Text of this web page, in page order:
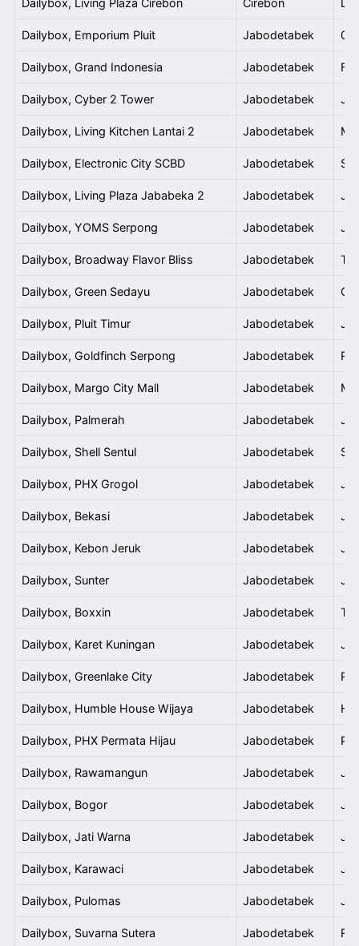
Dailybox, Emporium Pluit Jabodetabek
Dailybox, Grand Indonesia Jabodetabek
Dailybox, Cyber 2 Tower Jabodetabek Jl.
Dailybox, Living Kitchen Lantai 2 Jabodetabek
Dailybox, Electronic City SCBD Jabodetabek
Dailybox, Living Plaza Jababeka 2 Jabodetabek Jl.
Dailybox, YOMS Serpong Jabodetabek Jl.
Dailybox, Broadway Flavor Bliss Jabodetabek
Dailybox, Green Sedayu Jabodetabek
Dailybox, Pluit Timur Jabodetabek Jl.
Dailybox, Goldfinch Serpong Jabodetabek
Dailybox, Margo City Mall Jabodetabek
Dailybox, Palmerah Jabodetabek Jl.
Dailybox, Shell Sentul Jabodetabek
Dailybox, PHX Grogol Jabodetabek Jl.
Dailybox, Bekasi Jabodetabek Jl.
Dailybox, Kebon Jeruk Jabodetabek Jl.
Dailybox, Sunter Jabodetabek Jl.
Dailybox, Boxxin Jabodetabek
Dailybox, Karet Kuningan Jabodetabek Jl.
Dailybox, Greenlake City Jabodetabek
Dailybox, Humble House Wijaya Jabodetabek
Dailybox, PHX Permata Hijau Jabodetabek
Dailybox, Rawamangun Jabodetabek Jl.
Dailybox, Bogor Jabodetabek Jl.
Dailybox, Jati Warna Jabodetabek Jl.
Dailybox, Karawaci Jabodetabek Jl.
Dailybox, Pulomas Jabodetabek Jl.
Dailybox, Suvarna Sutera Jabodetabek